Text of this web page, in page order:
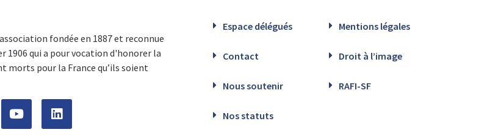
fondée en 1887 et reconnue
1906 qui a pour vocation d'honorer la
morts pour la France qu’ils soient
Espace délégués Mentions légales
Contact Droit à l’image
Nous soutenir RAFI-SF
Nos statuts